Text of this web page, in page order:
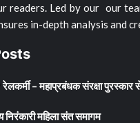
readers. Led by our our
in-depth analysis and
– महाप्रबंधक संरक्षा पुरस्कार
निरंकारी महिला संत समागम